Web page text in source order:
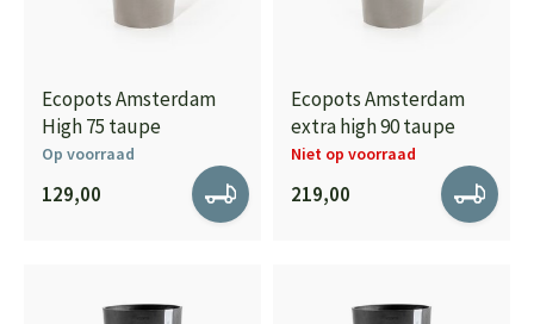
Ecopots Amsterdam
High 75 taupe
Op voorraad
129,00
Ecopots Amsterdam
extra high 90 taupe
Niet op voorraad
219,00